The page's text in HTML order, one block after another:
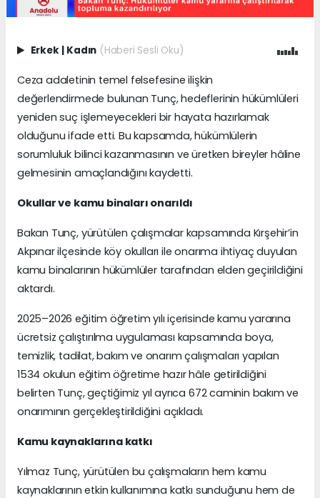
Erkek | Kadın (Haberi Sesli Oku)
Ceza adaletinin temel felsefesine ilişkin
değerlendirmede bulunan Tunç, hedeflerinin hükümlüleri
yeniden suç işlemeyecekleri bir hayata hazırlamak
olduğunu ifade etti. Bu kapsamda, hükümlülerin
sorumluluk bilinci kazanmasının ve üretken bireyler hâline
gelmesinin amaçlandığını kaydetti.
Okullar ve kamu binaları onarıldı
Bakan Tunç, yürütülen çalışmalar kapsamında Kırşehir’in
Akpınar ilçesinde köy okulları ile onarıma ihtiyaç duyulan
kamu binalarının hükümlüler tarafından elden geçirildiğini
aktardı.
2025–2026 eğitim öğretim yılı içerisinde kamu yararına
ücretsiz çalıştırılma uygulaması kapsamında boya,
temizlik, tadilat, bakım ve onarım çalışmaları yapılan
1534 okulun eğitim öğretime hazır hâle getirildiğini
belirten Tunç, geçtiğimiz yıl ayrıca 672 caminin bakım ve
onarımının gerçekleştirildiğini açıkladı.
Kamu kaynaklarına katkı
Yılmaz Tunç, yürütülen bu çalışmaların hem kamu
kaynaklarının etkin kullanımına katkı sunduğunu hem de